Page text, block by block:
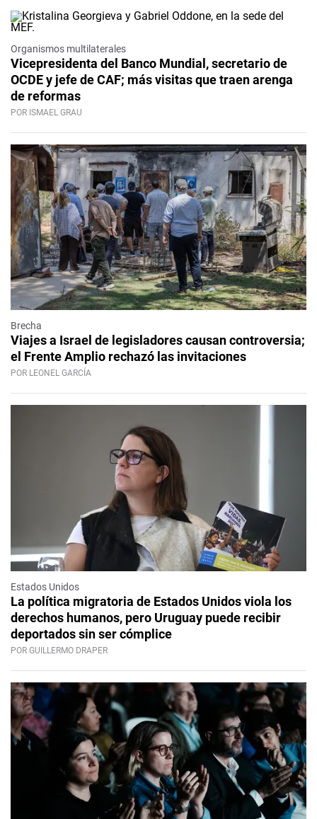
Organismos multilaterales
Vicepresidenta del Banco Mundial, secretario de
OCDE y jefe de CAF; más visitas que traen arenga
de reformas
POR ISMAEL GRAU
Brecha
Viajes a Israel de legisladores causan controversia;
el Frente Amplio rechazó las invitaciones
POR LEONEL GARCÍA
Estados Unidos
La política migratoria de Estados Unidos viola los
derechos humanos, pero Uruguay puede recibir
deportados sin ser cómplice
POR GUILLERMO DRAPER